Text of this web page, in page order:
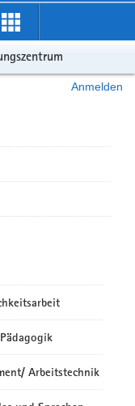
Anmelden
Arbeitstechnik